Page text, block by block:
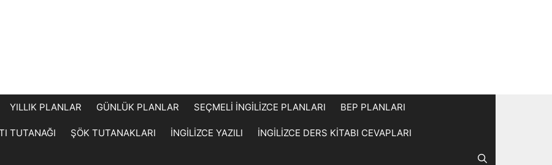
YILLIK PLANLAR GÜNLÜK PLANLAR SEÇMELİ İNGİLİZCE PLANLARI BEP PLANLARI
TUTANAĞI ŞÖK TUTANAKLARI İNGİLİZCE YAZILI İNGİLİZCE DERS KİTABI CEVAPLARI